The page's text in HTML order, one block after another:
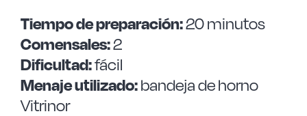
Tiempo de preparación:20 minutos
Comensales:2
Dificultad:fácil
Menaje utilizado:bandeja de horno
Vitrinor